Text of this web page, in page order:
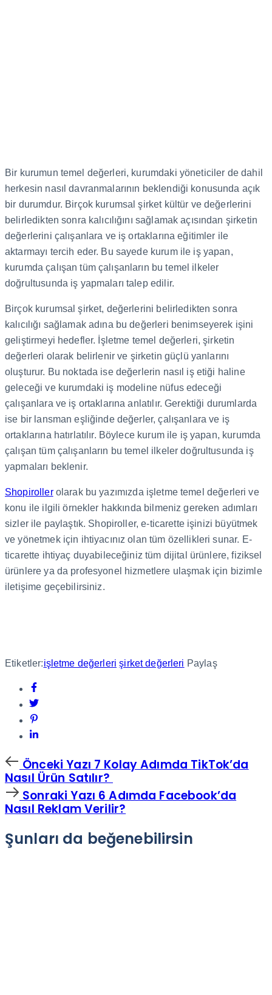
Bir kurumun temel değerleri, kurumdaki yöneticiler de dahil
herkesin nasıl davranmalarının beklendiği konusunda açık
bir durumdur. Birçok kurumsal şirket kültür ve değerlerini
belirledikten sonra kalıcılığını sağlamak açısından şirketin
değerlerini çalışanlara ve iş ortaklarına eğitimler ile
aktarmayı tercih eder. Bu sayede kurum ile iş yapan,
kurumda çalışan tüm çalışanların bu temel ilkeler
doğrultusunda iş yapmaları talep edilir.
Birçok kurumsal şirket, değerlerini belirledikten sonra
kalıcılığı sağlamak adına bu değerleri benimseyerek işini
geliştirmeyi hedefler. İşletme temel değerleri, şirketin
değerleri olarak belirlenir ve şirketin güçlü yanlarını
oluşturur. Bu noktada ise değerlerin nasıl iş etiği haline
geleceği ve kurumdaki iş modeline nüfus edeceği
çalışanlara ve iş ortaklarına anlatılır. Gerektiği durumlarda
ise bir lansman eşliğinde değerler, çalışanlara ve iş
ortaklarına hatırlatılır. Böylece kurum ile iş yapan, kurumda
çalışan tüm çalışanların bu temel ilkeler doğrultusunda iş
yapmaları beklenir.
Shopirollerolarak bu yazımızda işletme temel değerleri ve
konu ile ilgili örnekler hakkında bilmeniz gereken adımları
sizler ile paylaştık. Shopiroller, e-ticarette işinizi büyütmek
ve yönetmek için ihtiyacınız olan tüm özellikleri sunar. E-
ticarette ihtiyaç duyabileceğiniz tüm dijital ürünlere, fiziksel
ürünlere ya da profesyonel hizmetlere ulaşmak için bizimle
iletişime geçebilirsiniz.
Etiketler:işletme değerleri şirket değerleri Paylaş
Önceki
Yazı
Önceki Yazı 7 Kolay Adımda TikTok’da
Nasıl Ürün Satılır?
Sonraki
Yazı
Sonraki Yazı 6 Adımda Facebook’da
Nasıl Reklam Verilir?
Şunları da beğenebilirsin